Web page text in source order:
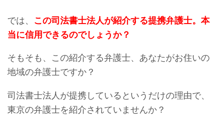
では、 この司法書士法人が紹介する提携弁護士。本
当に信用できるのでしょうか？
そもそも、この紹介する弁護士、あなたがお住いの
地域の弁護士ですか？
司法書士法人が提携しているというだけの理由で、
東京の弁護士を紹介されていませんか？